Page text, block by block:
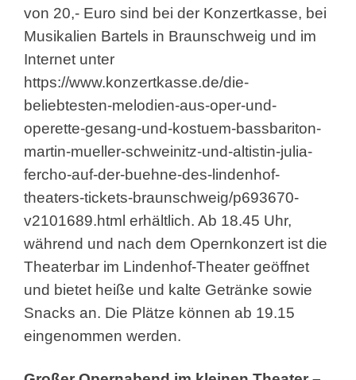
von 20,- Euro sind bei der Konzertkasse, bei
Musikalien Bartels in Braunschweig und im
Internet unter
https://www.konzertkasse.de/die-
beliebtesten-melodien-aus-oper-und-
operette-gesang-und-kostuem-bassbariton-
martin-mueller-schweinitz-und-altistin-julia-
fercho-auf-der-buehne-des-lindenhof-
theaters-tickets-braunschweig/p693670-
v2101689.html erhältlich. Ab 18.45 Uhr,
während und nach dem Opernkonzert ist die
Theaterbar im Lindenhof-Theater geöffnet
und bietet heiße und kalte Getränke sowie
Snacks an. Die Plätze können ab 19.15
eingenommen werden.